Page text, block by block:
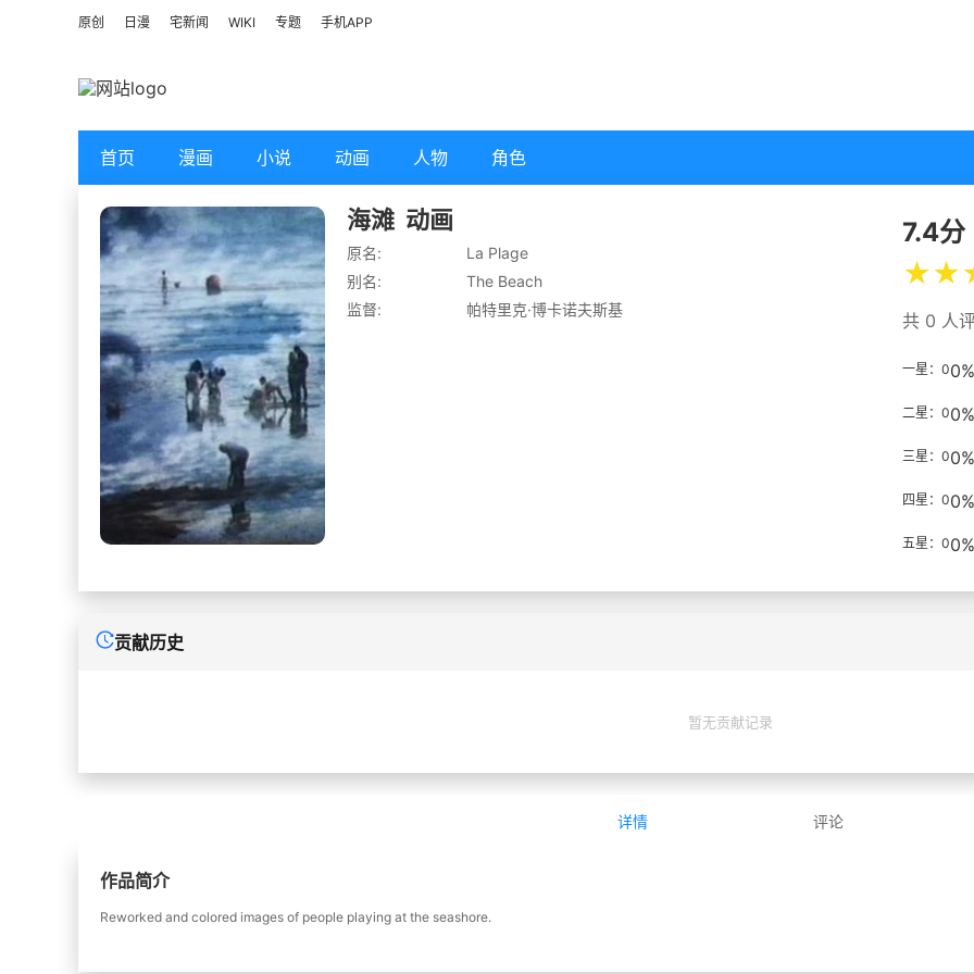
原创 日漫 宅新闻 WIKI 专题 手机APP
首页 漫画 小说 动画 人物 角色
海滩 动画
原名:
La Plage
别名:
The Beach
监督:
帕特里克·博卡诺夫斯基
7.4分
★★
共 0 人
一星：00%
二星：00%
三星：00%
四星：00%
五星：00%
贡献历史
暂无贡献记录
详情 评论
作品简介
Reworked and colored images of people playing at the seashore.